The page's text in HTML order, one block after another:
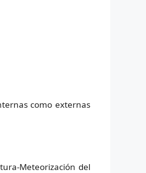
como externas
Meteorización del